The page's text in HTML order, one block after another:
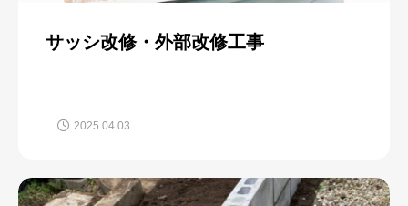
サッシ改修・外部改修工事
2025.04.03